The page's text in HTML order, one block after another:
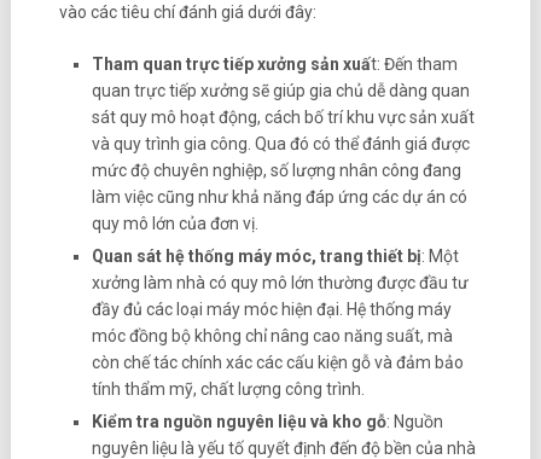
vào các tiêu chí đánh giá dưới đây:
Tham quan trực tiếp xưởng sản xuất: Đến tham
quan trực tiếp xưởng sẽ giúp gia chủ dễ dàng quan
sát quy mô hoạt động, cách bố trí khu vực sản xuất
và quy trình gia công. Qua đó có thể đánh giá được
mức độ chuyên nghiệp, số lượng nhân công đang
làm việc cũng như khả năng đáp ứng các dự án có
quy mô lớn của đơn vị.
Quan sát hệ thống máy móc, trang thiết bị: Một
xưởng làm nhà có quy mô lớn thường được đầu tư
đầy đủ các loại máy móc hiện đại. Hệ thống máy
móc đồng bộ không chỉ nâng cao năng suất, mà
còn chế tác chính xác các cấu kiện gỗ và đảm bảo
tính thẩm mỹ, chất lượng công trình.
Kiểm tra nguồn nguyên liệu và kho gỗ: Nguồn
nguyên liệu là yếu tố quyết định đến độ bền của nhà